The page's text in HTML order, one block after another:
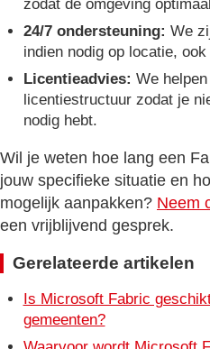
zodat de omgeving
24/7 ondersteuning: We
indien nodig op locatie,
Licentieadvies: We
licentiestructuur zodat je
nodig hebt.
Wil je weten hoe lang een
jouw specifieke situatie en
mogelijk aanpakken? Neem
een vrijblijvend gesprek.
Gerelateerde artikelen
Is Microsoft Fabric
gemeenten?